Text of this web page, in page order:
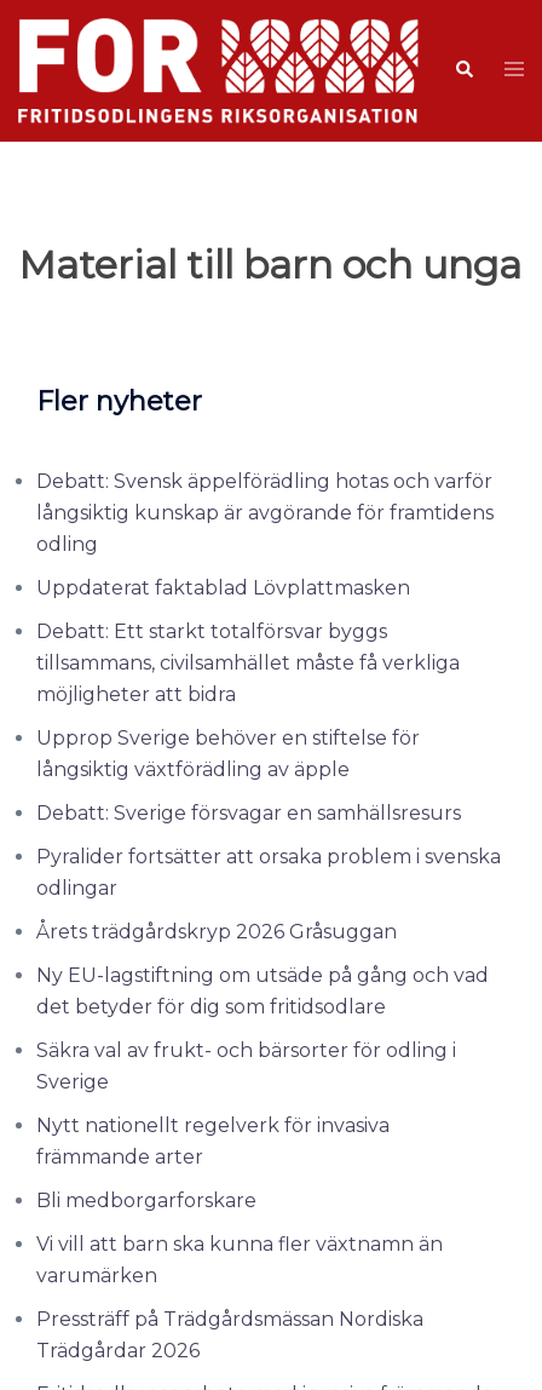
Material till barn och unga
Fler nyheter
Debatt: Svensk äppelförädling hotas och varför
långsiktig kunskap är avgörande för framtidens
odling
Uppdaterat faktablad Lövplattmasken
Debatt: Ett starkt totalförsvar byggs
tillsammans, civilsamhället måste få verkliga
möjligheter att bidra
Upprop Sverige behöver en stiftelse för
långsiktig växtförädling av äpple
Debatt: Sverige försvagar en samhällsresurs
Pyralider fortsätter att orsaka problem i svenska
odlingar
Årets trädgårdskryp 2026 Gråsuggan
Ny EU-lagstiftning om utsäde på gång och vad
det betyder för dig som fritidsodlare
Säkra val av frukt- och bärsorter för odling i
Sverige
Nytt nationellt regelverk för invasiva
främmande arter
Bli medborgarforskare
Vi vill att barn ska kunna fler växtnamn än
varumärken
Pressträff på Trädgårdsmässan Nordiska
Trädgårdar 2026